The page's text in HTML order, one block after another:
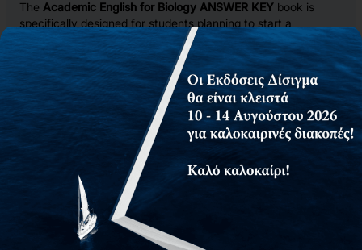
The Academic English for Biology ANSWER KEY book is
specifically designed for students planning to start a
University Biology program, which is taught in primarily in
English. The aim of the book is to develop your knowledge of
academic and scientific norms and to improve your skills in
the following areas:
reading and understanding Biology articles
understanding Biology lectures and how to recording
notes of the main topics
τη συγγραφή για διαφορετικά ακροατήρια και
σκοπούς μέσα στον ίδιο κλάδο
την αποτελεσματική συμμετοχή σας σε ακαδημαϊκά
σεμινάρια και συζητήσεις
την προετοιμασία και σχεδιασμό αποτελεσματικών
επιστημονικών παρουσιάσεων